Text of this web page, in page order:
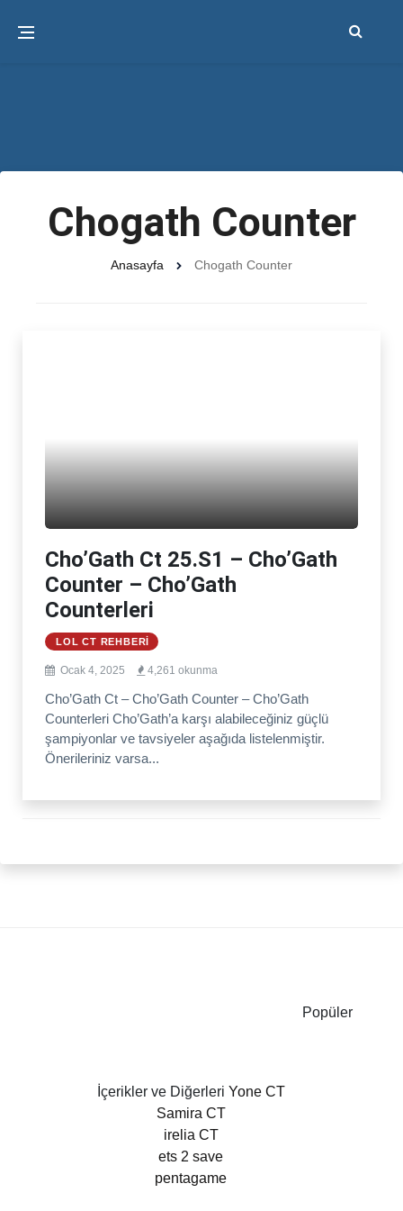
Chogath Counter
Anasayfa Chogath Counter
Cho’Gath Ct 25.S1 – Cho’Gath
Counter – Cho’Gath
Counterleri
LOL CT REHBERI
Ocak 4, 2025 4,261 okunma
Cho’Gath Ct – Cho’Gath Counter – Cho’Gath
Counterleri Cho’Gath’a karşı alabileceğiniz güçlü
şampiyonlar ve tavsiyeler aşağıda listelenmiştir.
Önerileriniz varsa...
Popüler
İçerikler ve Diğerleri Yone CT
Samira CT
irelia CT
ets 2 save
pentagame